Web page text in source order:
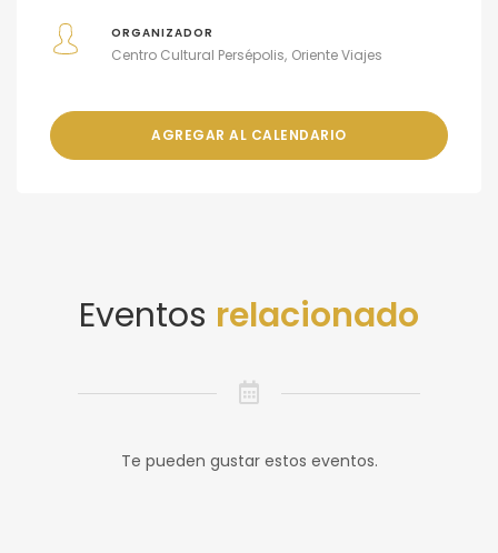
ORGANIZADOR
Centro Cultural Persépolis Oriente Viajes
AGREGAR AL CALENDARIO
Eventos relacionado
Te pueden gustar estos eventos.